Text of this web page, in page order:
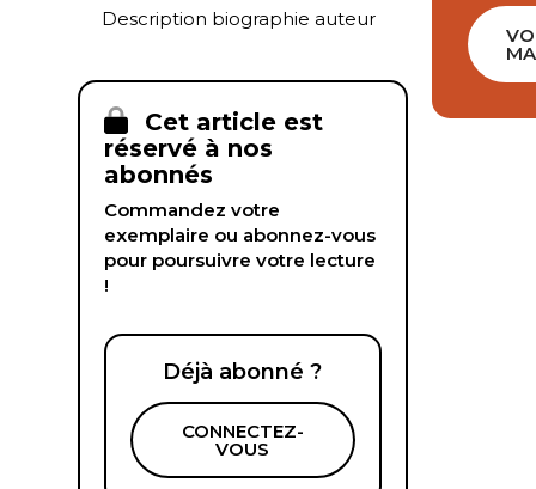
Description biographie auteur
Cet article est
réservé à nos
abonnés
Commandez votre
exemplaire ou abonnez-vous
pour poursuivre votre lecture
!
Déjà abonné ?
CONNECTEZ-
VOUS